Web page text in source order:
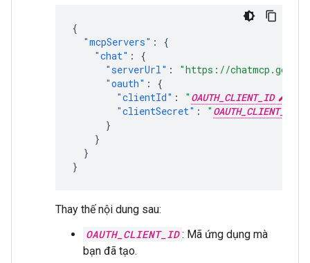
{
"mcpServers" :
{
"chat" :
{
"serverUrl" :
"https://
"oauth" :
{
"clientId" : " OAUTH_CLIENT_ID
"clientSecret" : "
}
}
}
}
Thay thế nội dung sau:
OAUTH_CLIENT_ID : Mã ứng dụng mà
bạn đã tạo.